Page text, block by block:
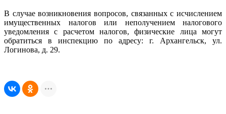
В случае возникновения вопросов, связанных с исчислением
имущественных налогов или неполучением налогового
уведомления с расчетом налогов, физические лица могут
обратиться в инспекцию по адресу: г. Архангельск, ул.
Логинова, д. 29.